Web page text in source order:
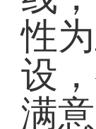
性
设
满